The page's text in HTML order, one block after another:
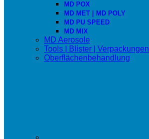
MD POX
MD MET | MD POLY
MD PU SPEED
MD MIX
MD Aerosole
Tools | Blister | Verpackungen
Oberflächenbehandlung